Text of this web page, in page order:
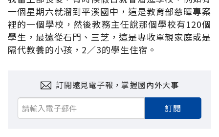
一個星期六就溜到平溪國中，這是教育部慈暉專案
裡的一個學校，然後教務主任說那個學校有120個
學生，最遠從石門、三芝，這是專收單親家庭或是
隔代教養的小孩，2∕3的學生住宿。
訂閱遠見電子報，掌握國內外大事
訂閱